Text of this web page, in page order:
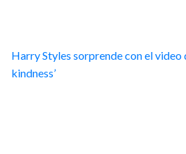
Harry Styles sorprende con el video
kindness’